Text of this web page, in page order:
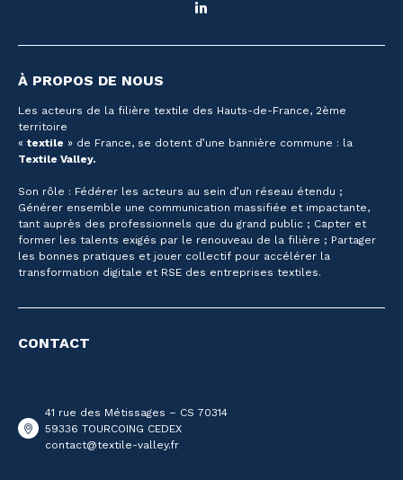
À PROPOS DE NOUS
Les acteurs de la filière textile des Hauts-de-France, 2ème
territoire
« textile » de France, se dotent d’une bannière commune : la
Textile Valley.
Son rôle : Fédérer les acteurs au sein d’un réseau étendu ;
Générer ensemble une communication massifiée et impactante,
tant auprès des professionnels que du grand public ; Capter et
former les talents exigés par le renouveau de la filière ; Partager
les bonnes pratiques et jouer collectif pour accélérer la
transformation digitale et RSE des entreprises textiles.
CONTACT
41 rue des Métissages – CS 70314
59336 TOURCOING CEDEX
contact@textile-valley.fr